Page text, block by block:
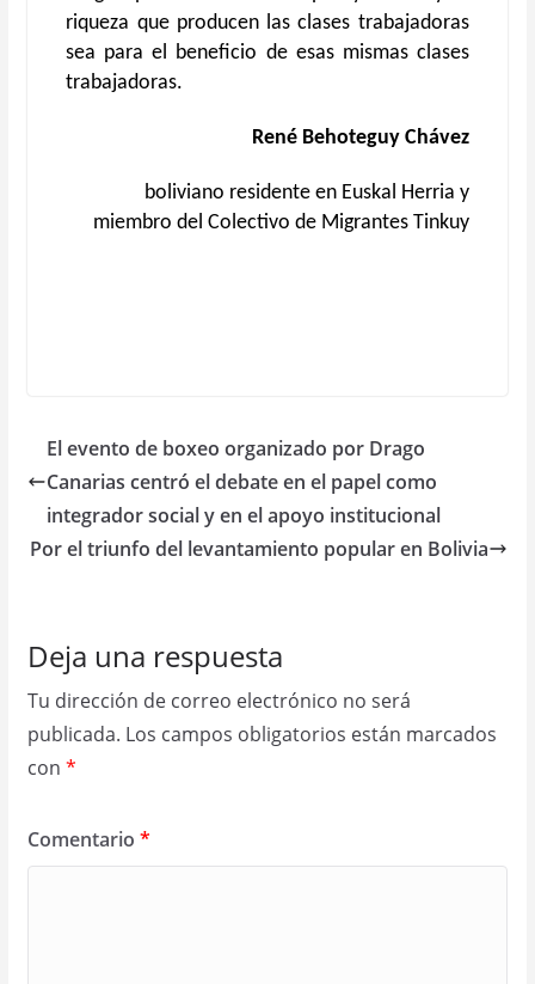
riqueza que producen las clases trabajadoras
sea para el beneficio de esas mismas clases
trabajadoras.
René Behoteguy Chávez
boliviano residente en Euskal Herria y
miembro del Colectivo de Migrantes Tinkuy
El evento de boxeo organizado por Drago
Canarias centró el debate en el papel como
integrador social y en el apoyo institucional
Por el triunfo del levantamiento popular en Bolivia
Deja una respuesta
Tu dirección de correo electrónico no será
publicada. Los campos obligatorios están marcados
con *
Comentario *